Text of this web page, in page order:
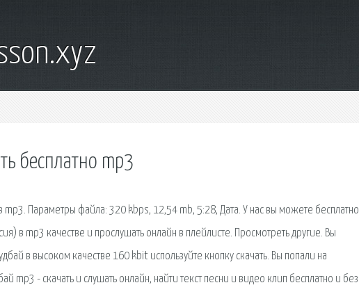
бесплатно mp3
mp3. Параметры файла: 320 kbps, 12,54 mb, 5:28, Дата. У нас вы можете бесплатно
в mp3 качестве и прослушать онлайн в плейлисте. Просмотреть другие. Вы
в высоком качестве 160 kbit используйте кнопку скачать. Вы попали на
mp3 - скачать и слушать онлайн, найти текст песни и видео клип бесплатно и без